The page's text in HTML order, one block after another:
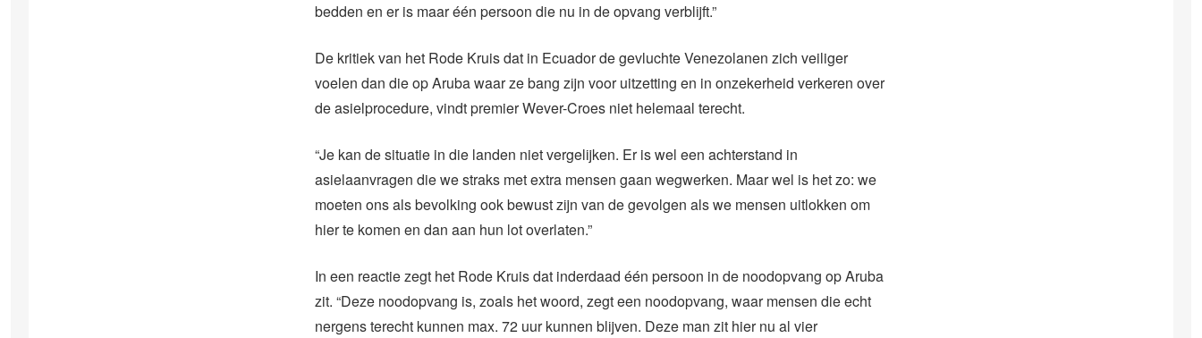
bedden en er is maar één persoon die nu in de opvang verblijft.”
De kritiek van het Rode Kruis dat in Ecuador de gevluchte Venezolanen zich veiliger
voelen dan die op Aruba waar ze bang zijn voor uitzetting en in onzekerheid verkeren over
de asielprocedure, vindt premier Wever-Croes niet helemaal terecht.
“Je kan de situatie in die landen niet vergelijken. Er is wel een achterstand in
asielaanvragen die we straks met extra mensen gaan wegwerken. Maar wel is het zo: we
moeten ons als bevolking ook bewust zijn van de gevolgen als we mensen uitlokken om
hier te komen en dan aan hun lot overlaten.”
In een reactie zegt het Rode Kruis dat inderdaad één persoon in de noodopvang op Aruba
zit. “Deze noodopvang is, zoals het woord, zegt een noodopvang, waar mensen die echt
nergens terecht kunnen max. 72 uur kunnen blijven. Deze man zit hier nu al vier